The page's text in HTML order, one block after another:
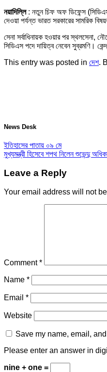
নয়াদিল্লি : নতুন চিফ অফ ডিফেন্স
দেওয়া পর্যন্ত ভারত সরকারের সামরিক
সেনা সর্বাধিনায়ক হওয়ার পর স্থলসেনা,
সিডিএস পদে দায়িত্ব নেবেন সুব্রমণি।
This entry was posted in দেশ.
News Desk
ইতিহাসের পাতায় ০৯ মে
মুখ্যমন্ত্রী হিসেবে শপথ নিলেন শুভেন্দু
Leave a Reply
Your email address will not
Comment*
Name *
Email *
Website
Save my name, email,
Please enter an answer in
nine + one =